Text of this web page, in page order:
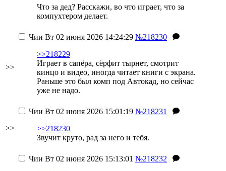
Что за дед? Расскажи, во что играет, что за
компухтером делает.
>>
Чии Вт 02 июня 2026 14:24:29 №218230
>>218229
Играет в сапёра, сёрфит тырнет, смотрит
кинцо и видео, иногда читает книги с экрана.
Раньше это был комп под Автокад, но сейчас
уже не надо.
>>
Чии Вт 02 июня 2026 15:01:19 №218231
>>218230
Звучит круто, рад за него и тебя.
Чии Вт 02 июня 2026 15:13:01 №218232